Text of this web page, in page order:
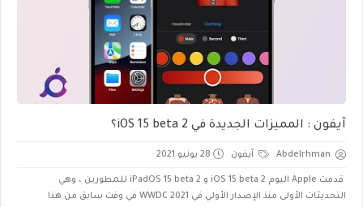
آيفون : المميزات الجديدة في iOS 15 beta 2؟
Abdelrhman آيفون 28 يونيو 2021
قدمت Apple اليوم iOS 15 beta 2 و iPadOS 15 beta 2 للمطورين ، وهي
التحديثات الأولى منذ الإصدار الأولي في WWDC 2021 في وقت سابق من هذا